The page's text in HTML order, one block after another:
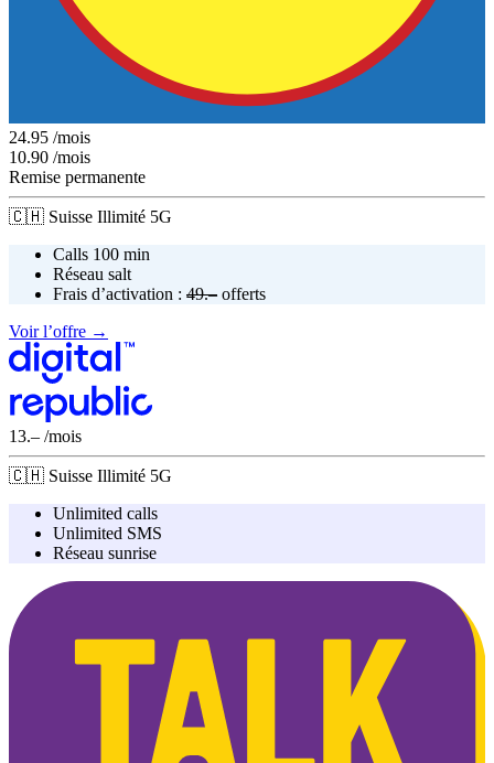
24.95 /mois
10.90 /mois
Remise permanente
🇨🇭 Suisse Illimité 5G
Calls 100 min
Réseau salt
Frais d’activation : 49.– offerts
Voir l’offre →
13.– /mois
🇨🇭 Suisse Illimité 5G
Unlimited calls
Unlimited SMS
Réseau sunrise